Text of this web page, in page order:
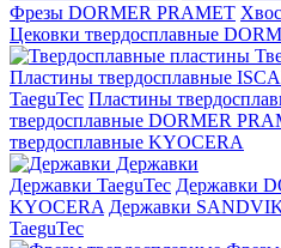
Фрезы DORMER PRAMET
Цековки твердосплавные
Пластины твердосплавные
TaeguTec Пластины
твердосплавные DORMER
твердосплавные KYOCERA
Державки
Державки TaeguTec Державки
KYOCERA Державки
TaeguTec